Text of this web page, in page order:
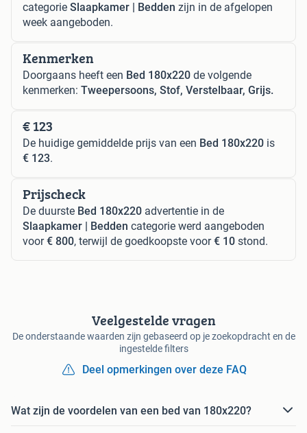
categorie Slaapkamer | Bedden zijn in de afgelopen
week aangeboden.
Kenmerken
Doorgaans heeft een Bed 180x220 de volgende
kenmerken: Tweepersoons, Stof, Verstelbaar, Grijs.
€ 123
De huidige gemiddelde prijs van een Bed 180x220 is
€ 123.
Prijscheck
De duurste Bed 180x220 advertentie in de
Slaapkamer | Bedden categorie werd aangeboden
voor€ 800, terwijl de goedkoopste voor€ 10 stond.
Veelgestelde vragen
De onderstaande waarden zijn gebaseerd op je zoekopdracht en de
ingestelde filters
Deel opmerkingen over deze FAQ
Wat zijn de voordelen van een bed van 180x220?